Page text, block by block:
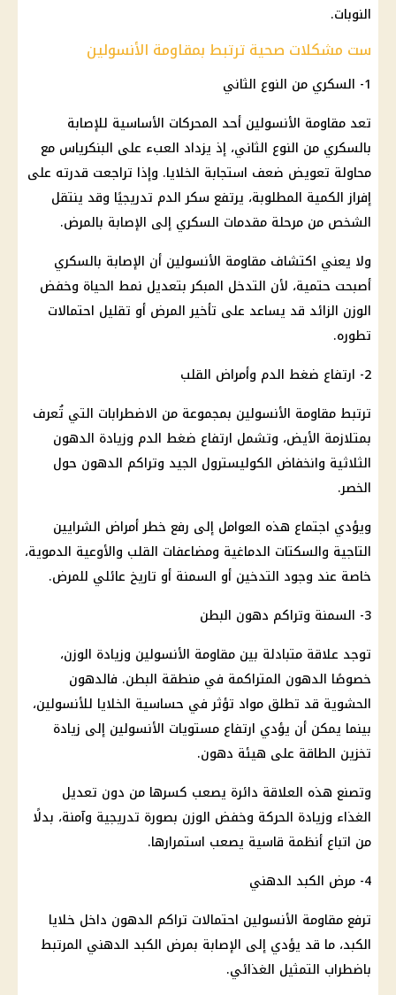
النوبات.
ست مشكلات صحية ترتبط بمقاومة الأنسولين
1- السكري من النوع الثاني
تعد مقاومة الأنسولين أحد المحركات الأساسية للإصابة
بالسكري من النوع الثاني، إذ يزداد العبء على البنكرياس مع
محاولة تعويض ضعف استجابة الخلايا. وإذا تراجعت قدرته على
إفراز الكمية المطلوبة، يرتفع سكر الدم تدريجيًا وقد ينتقل
الشخص من مرحلة مقدمات السكري إلى الإصابة بالمرض.
ولا يعني اكتشاف مقاومة الأنسولين أن الإصابة بالسكري
أصبحت حتمية، لأن التدخل المبكر بتعديل نمط الحياة وخفض
الوزن الزائد قد يساعد على تأخير المرض أو تقليل احتمالات
تطوره.
2- ارتفاع ضغط الدم وأمراض القلب
ترتبط مقاومة الأنسولين بمجموعة من الاضطرابات التي تُعرف
بمتلازمة الأيض، وتشمل ارتفاع ضغط الدم وزيادة الدهون
الثلاثية وانخفاض الكوليسترول الجيد وتراكم الدهون حول
الخصر.
ويؤدي اجتماع هذه العوامل إلى رفع خطر أمراض الشرايين
التاجية والسكتات الدماغية ومضاعفات القلب والأوعية الدموية،
خاصة عند وجود التدخين أو السمنة أو تاريخ عائلي للمرض.
3- السمنة وتراكم دهون البطن
توجد علاقة متبادلة بين مقاومة الأنسولين وزيادة الوزن،
خصوصًا الدهون المتراكمة في منطقة البطن. فالدهون
الحشوية قد تطلق مواد تؤثر في حساسية الخلايا للأنسولين،
بينما يمكن أن يؤدي ارتفاع مستويات الأنسولين إلى زيادة
تخزين الطاقة على هيئة دهون.
وتصنع هذه العلاقة دائرة يصعب كسرها من دون تعديل
الغذاء وزيادة الحركة وخفض الوزن بصورة تدريجية وآمنة، بدلًا
من اتباع أنظمة قاسية يصعب استمرارها.
4- مرض الكبد الدهني
ترفع مقاومة الأنسولين احتمالات تراكم الدهون داخل خلايا
الكبد، ما قد يؤدي إلى الإصابة بمرض الكبد الدهني المرتبط
باضطراب التمثيل الغذائي.